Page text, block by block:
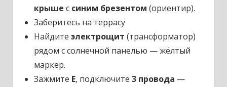
крыше с синим брезентом (ориентир).​​
Заберитесь на террасу
Найдите электрощит (трансформатор)
рядом с солнечной панелью — жёлтый
маркер.​
Зажмите E, подключите 3 провода —